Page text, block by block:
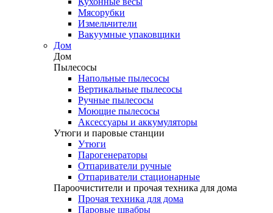
Мясорубки
Измельчители
Вакуумные упаковщики
Дом
Дом
Пылесосы
Напольные пылесосы
Вертикальные пылесосы
Ручные пылесосы
Моющие пылесосы
Аксессуары и аккумуляторы
Утюги и паровые станции
Утюги
Парогенераторы
Отпариватели ручные
Отпариватели стационарные
Пароочистители и прочая техника для дома
Прочая техника для дома
Паровые швабры